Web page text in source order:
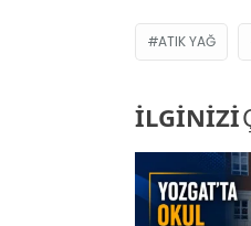
ATIK YAĞ
İLGİNİZİ